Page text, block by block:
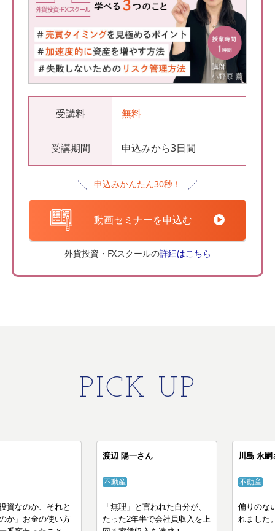
受講料 無料
受講期間 申込みから3日間
申込みかんたん30秒！
動画セミナーを申込む
外貨投資・FXスクールの詳細はこちら
PICK UP
「これは投資なのか、それと
も浪費なのか」お金の使い方
渡辺 陽一さん
「無理」と言われた自分が、
たった2年半で会社員収入を上